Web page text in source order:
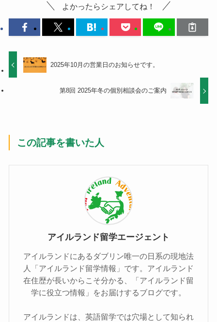
よかったらシェアしてね！
2025年10月の営業日のお知らせです。
第8回 2025年冬の個別相談会のご案内
この記事を書いた人
アイルランド留学エージェント
アイルランドにあるダブリン唯一の日系の現地法
人「アイルランド留学情報」です。アイルランド
在住歴が長いからこそ分かる、「アイルランド留
学に役立つ情報」をお届けするブログです。
アイルランドは、英語留学では穴場として知られ